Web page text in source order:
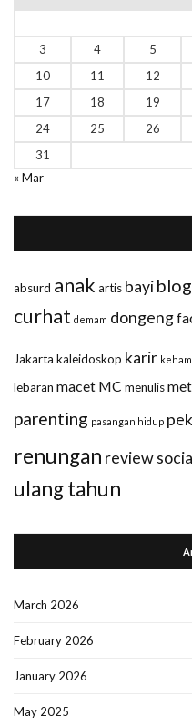
3
4 5
10
11 12
17
18 19
24
25 26
31
« Mar
absurd anak artis bayiblog
curhat demam dongeng
Jakarta kaleidoskop karir
lebaran macet MC menulis
parenting pasangan hidup
renungan review
ulang tahun
March 2026
February 2026
January 2026
May 2025